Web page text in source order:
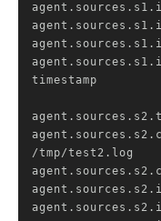
timestamp